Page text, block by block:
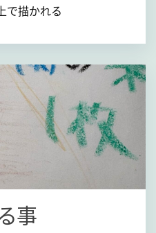
で描かれる
事